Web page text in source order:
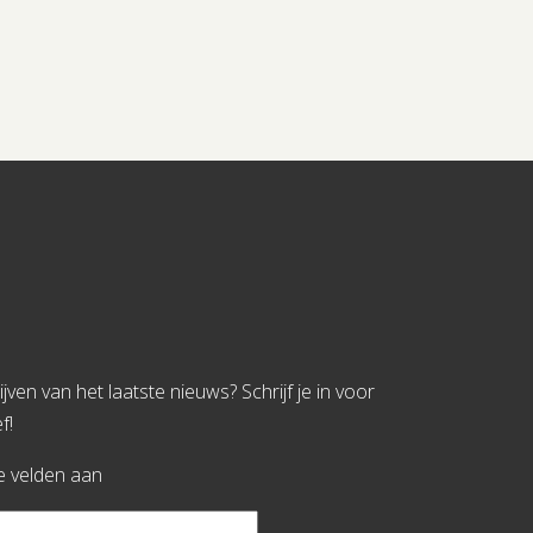
van het laatste nieuws? Schrijf je in voor
velden aan